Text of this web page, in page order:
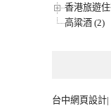
香港旅遊
高粱酒 (2)
台中網頁設計|